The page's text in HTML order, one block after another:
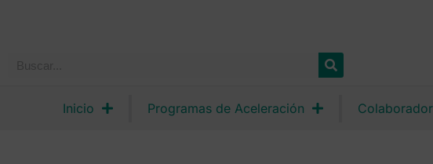
Inicio Programas de Aceleración